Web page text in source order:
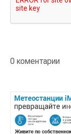
0 коментарии